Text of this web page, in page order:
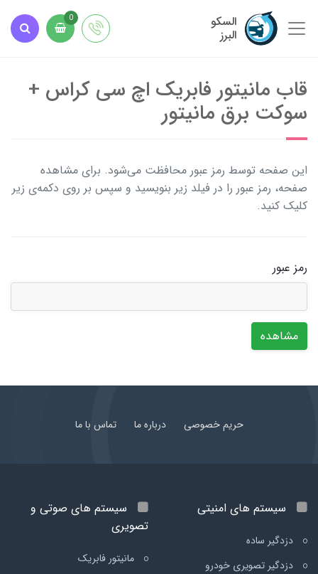
السکو
البرز
0
قاب مانیتور فابریک اچ سی کراس +
سوکت برق مانیتور
این صفحه توسط رمز عبور محافظت می‌شود. برای مشاهده
صفحه، رمز عبور را در فیلد زیر بنویسید و سپس بر روی دکمه‌ی زیر
کلیک کنید.
رمز عبور
مشاهده
حریم خصوصی درباره ما تماس با ما
سیستم های امنیتی
دزدگیر ساده
دزدگیر تصویری خودرو
سیستم های صوتی و
تصویری
مانیتور فابریک